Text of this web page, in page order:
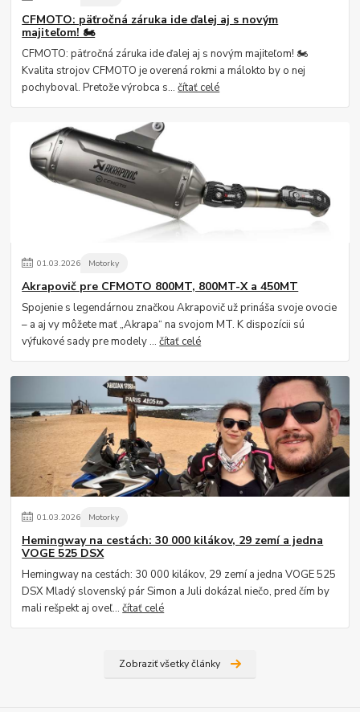
CFMOTO: päťročná záruka ide ďalej aj s novým
majiteľom! 🏍️
CFMOTO: päťročná záruka ide ďalej aj s novým majiteľom! 🏍️
Kvalita strojov CFMOTO je overená rokmi a málokto by o nej
pochyboval. Pretože výrobca s...čítať celé
01.03.2026 Motorky
Akrapovič pre CFMOTO 800MT, 800MT-X a 450MT
Spojenie s legendárnou značkou Akrapovič už prináša svoje ovocie
– a aj vy môžete mať „Akrapa“ na svojom MT. K dispozícii sú
výfukové sady pre modely ...čítať celé
01.03.2026 Motorky
Hemingway na cestách: 30 000 kilákov, 29 zemí a jedna
VOGE 525 DSX
Hemingway na cestách: 30 000 kilákov, 29 zemí a jedna VOGE 525
DSX Mladý slovenský pár Simon a Juli dokázal niečo, pred čím by
mali rešpekt aj oveľ...čítať celé
Zobraziť všetky články